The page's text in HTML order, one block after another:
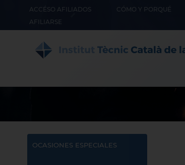
ACCÉSO AFILIADOS
CÓMO Y PORQUÉ
AFILIARSE
OCASIONES ESPECIALES